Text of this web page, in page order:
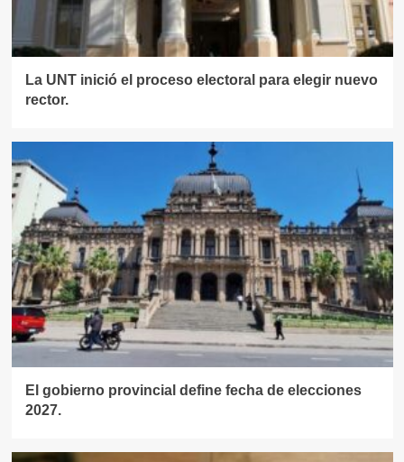
La UNT inició el proceso electoral para elegir nuevo
rector.
El gobierno provincial define fecha de elecciones
2027.